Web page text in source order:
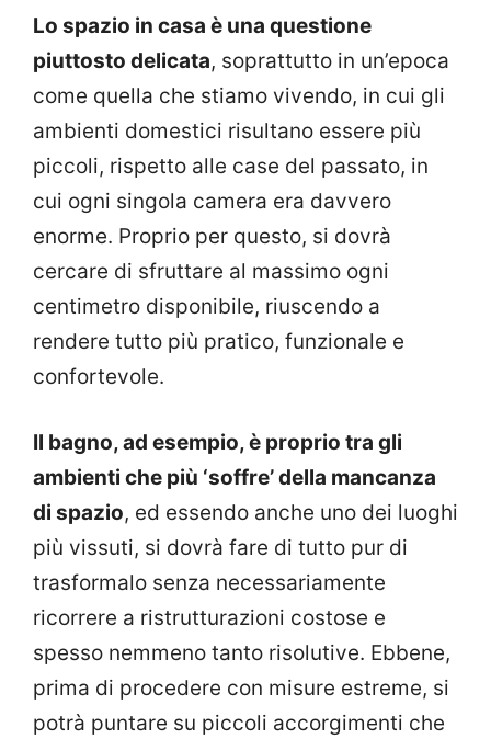
Lo spazio in casa è una questione
piuttosto delicata, soprattutto in un’epoca
come quella che stiamo vivendo, in cui gli
ambienti domestici risultano essere più
piccoli, rispetto alle case del passato, in
cui ogni singola camera era davvero
enorme. Proprio per questo, si dovrà
cercare di sfruttare al massimo ogni
centimetro disponibile, riuscendo a
rendere tutto più pratico, funzionale e
confortevole.
Il bagno, ad esempio, è proprio tra gli
ambienti che più ‘soffre’ della mancanza
di spazio, ed essendo anche uno dei luoghi
più vissuti, si dovrà fare di tutto pur di
trasformalo senza necessariamente
ricorrere a ristrutturazioni costose e
spesso nemmeno tanto risolutive. Ebbene,
prima di procedere con misure estreme, si
potrà puntare su piccoli accorgimenti che